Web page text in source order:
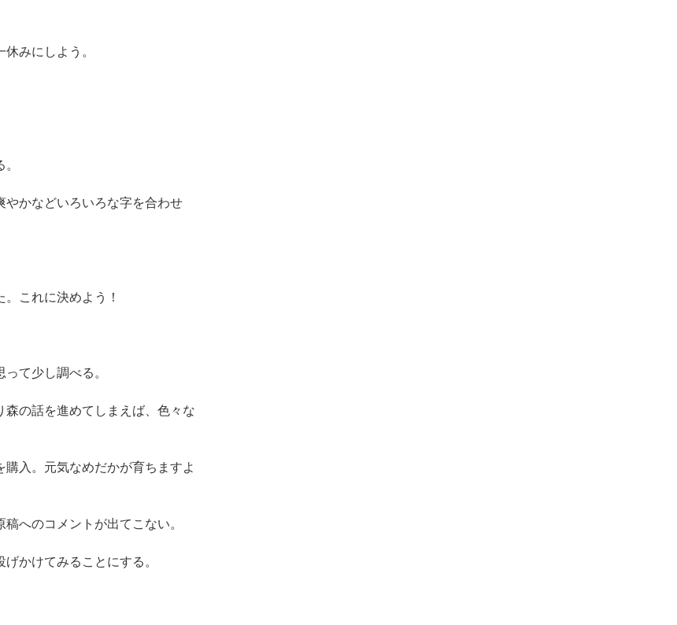
みにしよう。
やかなどいろいろな字を合わせ
これに決めよう！
て少し調べる。
の話を進めてしまえば、色々な
入。元気なめだかが育ちますよ
へのコメントが出てこない。
かけてみることにする。